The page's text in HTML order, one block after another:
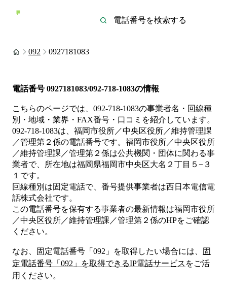
092 0927181083
電話番号 0927181083/092-718-1083の情報
こちらのページでは、 092-718-1083の事業者名・回線種
別・地域・業界・FAX番号・口コミを紹介しています。
092-718-1083は、 福岡市役所／中央区役所／維持管理課
／管理第２係の電話番号です。 福岡市役所／中央区役所
／維持管理課／管理第２係は公共機関・団体に関わる事
業者で、所在地は福岡県福岡市中央区大名２丁目５−３
１ です。
回線種別は固定電話で、番号提供事業者は西日本電信電
話株式会社です。
この電話番号を保有する事業者の最新情報は福岡市役所
／中央区役所／維持管理課／管理第２係のHPをご確認
ください。
なお、固定電話番号「 092 」を取得したい場合には、
固
定電話番号「 092 」を取得できるIP電話サービス をご活
用ください。